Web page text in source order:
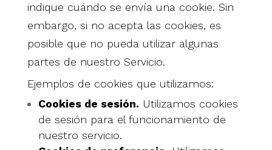
indique cuándo se envía una cookie. Sin
embargo, si no acepta las cookies, es
posible que no pueda utilizar algunas
partes de nuestro Servicio.
Ejemplos de cookies que utilizamos:
Cookies de sesión. Utilizamos cookies
de sesión para el funcionamiento de
nuestro servicio.